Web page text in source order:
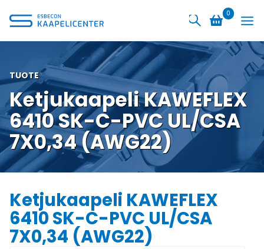
sisältöön
0
TUOTE
Ketjukaapeli KAWEFLEX
6410 SK-C-PVC UL/CSA
7X0,34 (AWG22)
Ketjukaapeli KAWEFLEX
6410 SK-C-PVC UL/CSA
7X0,34 (AWG22)